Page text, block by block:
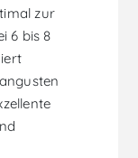
zur
6 bis 8